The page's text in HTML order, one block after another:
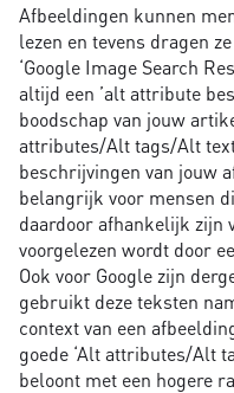
Afbeeldingen kunnen
lezen en tevens dragen
‘Google Image Search
altijd een ’alt attribute
boodschap van jouw
attributes/Alt tags/Alt
beschrijvingen van jouw
belangrijk voor mensen
daardoor afhankelijk zijn
voorgelezen wordt door
Ook voor Google zijn
gebruikt deze teksten
context van een
goede ‘Alt attributes/Alt
beloont met een hogere